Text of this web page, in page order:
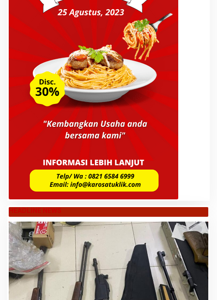
HEADLINE NEWS